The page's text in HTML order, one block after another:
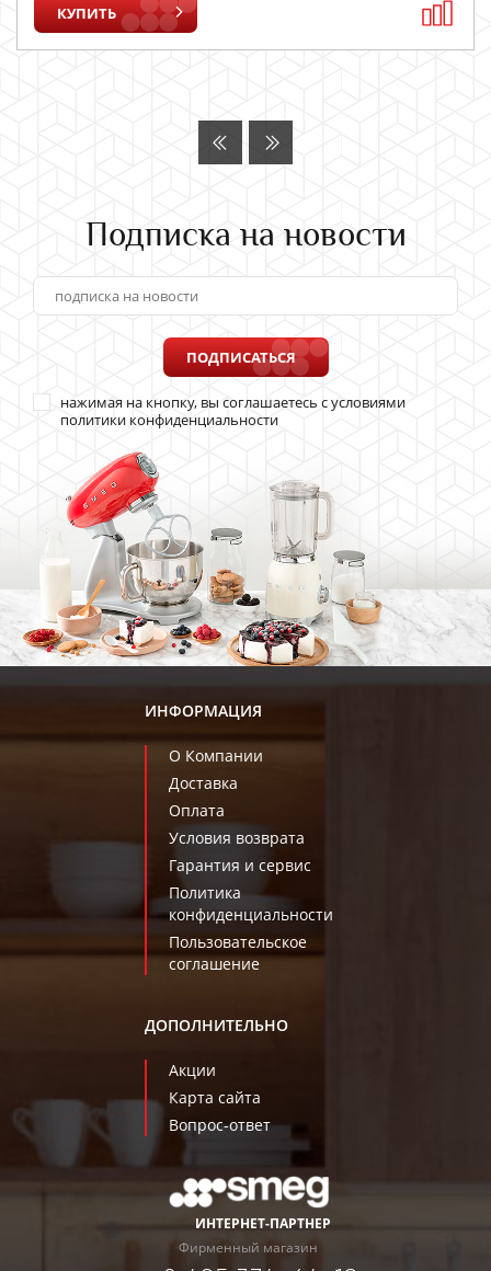
КУПИТЬ
Подписка на новости
ПОДПИСАТЬСЯ
нажимая на кнопку, вы соглашаетесь с условиями
политики конфиденциальности
ИНТЕРНЕТ-ПАРТНЕР
Фирменный магазин
ИНФОРМАЦИЯ
О Компании
Доставка
Оплата
Условия возврата
Гарантия и сервис
Политика
конфиденциальности
Пользовательское
соглашение
ДОПОЛНИТЕЛЬНО
Акции
Карта сайта
Вопрос-ответ